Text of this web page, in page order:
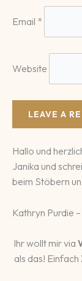
Email *
Website
Hallo und
Janika und
beim Stöbern
Kathryn Purdie
Ihr wollt mir via
als das! Einfach